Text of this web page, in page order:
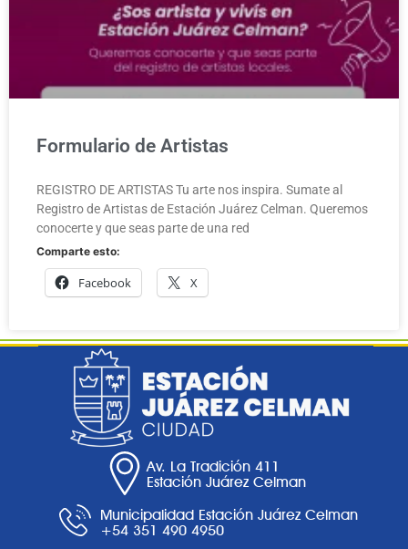
Formulario de Artistas
REGISTRO DE ARTISTAS Tu arte nos inspira. Sumate al
Registro de Artistas de Estación Juárez Celman. Queremos
conocerte y que seas parte de una red
Comparte esto:
Facebook X
Av. La Tradición 411
Estación Juárez Celman
Municipalidad Estación Juárez Celman
+54 351 490 4950